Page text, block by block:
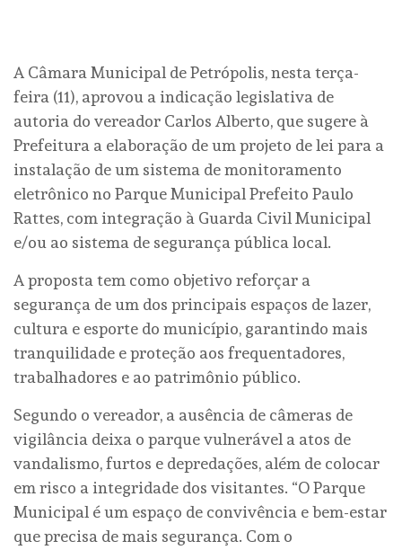
A Câmara Municipal de Petrópolis, nesta terça-
feira (11), aprovou a indicação legislativa de
autoria do vereador Carlos Alberto, que sugere à
Prefeitura a elaboração de um projeto de lei para a
instalação de um sistema de monitoramento
eletrônico no Parque Municipal Prefeito Paulo
Rattes, com integração à Guarda Civil Municipal
e/ou ao sistema de segurança pública local.
A proposta tem como objetivo reforçar a
segurança de um dos principais espaços de lazer,
cultura e esporte do município, garantindo mais
tranquilidade e proteção aos frequentadores,
trabalhadores e ao patrimônio público.
Segundo o vereador, a ausência de câmeras de
vigilância deixa o parque vulnerável a atos de
vandalismo, furtos e depredações, além de colocar
em risco a integridade dos visitantes. “O Parque
Municipal é um espaço de convivência e bem-estar
que precisa de mais segurança. Com o